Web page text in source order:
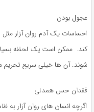
عجول بودن
احساسات یک آدم روان آزار
کند. ممکن است یک لحظه بسیار
شوند. آن ها خیلی سریع
فقدان حس همدلی
اگرچه انسان های روان آزار به